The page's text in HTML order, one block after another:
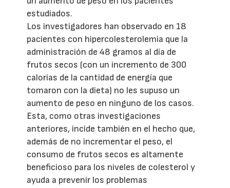
estudiados.
Los investigadores han observado en 18
pacientes con hipercolesterolemia que la
administración de 48 gramos al día de
frutos secos (con un incremento de 300
calorías de la cantidad de energía que
tomaron con la dieta) no les supuso un
aumento de peso en ninguno de los casos.
Esta, como otras investigaciones
anteriores, incide también en el hecho que,
además de no incrementar el peso, el
consumo de frutos secos es altamente
beneficioso para los niveles de colesterol y
ayuda a prevenir los problemas